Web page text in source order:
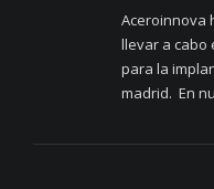
Aceroinnova
llevar a cabo
para la
madrid. En